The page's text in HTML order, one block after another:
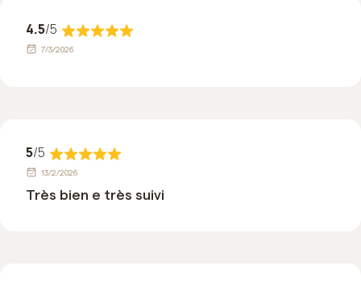
4.5/5
7/3/2026
5/5
13/2/2026
Très bien e très suivi